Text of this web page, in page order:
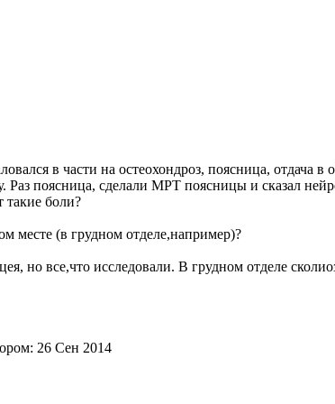
в части на остеохондроз, поясница,
Раз поясница, сделали МРТ поясницы и сказал
такие боли?
месте (в грудном отделе,например)?
но все,что исследовали. В грудном отделе
26 Сен 2014